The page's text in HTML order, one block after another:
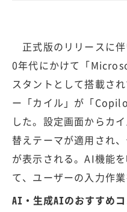
正式版のリリースに
0年代にかけて「
スタントとして搭載さ
ー「カイル」が「
した。設定画面からカ
替えテーマが適用され
が表示される。AI機能
て、ユーザーの入力作業
AI・生成AIのおすすめ